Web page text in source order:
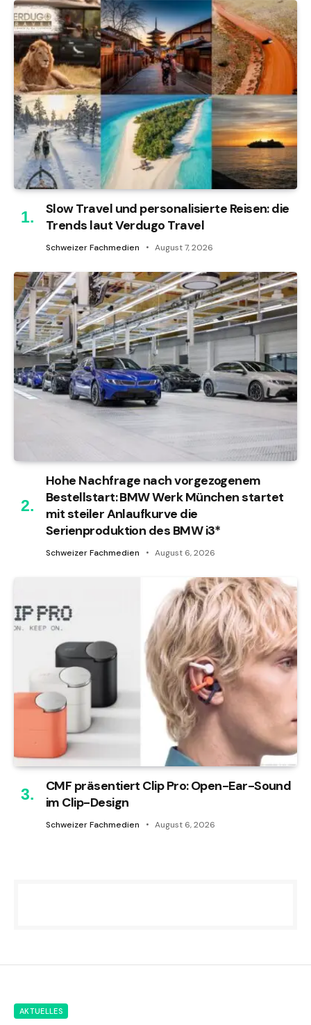
Slow Travel und personalisierte Reisen: die
Trends laut Verdugo Travel
Schweizer Fachmedien August 7, 2026
Hohe Nachfrage nach vorgezogenem
Bestellstart: BMW Werk München startet
mit steiler Anlaufkurve die
Serienproduktion des BMW i3*
Schweizer Fachmedien August 6, 2026
CMF präsentiert Clip Pro: Open-Ear-Sound
im Clip-Design
Schweizer Fachmedien August 6, 2026
AKTUELLES